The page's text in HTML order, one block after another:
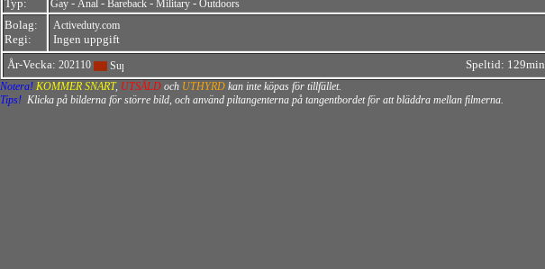
Typ:
Gay - Anal - Bareback - Military - Outdoors
Bolag:
Regi:
Activeduty.com
Ingen uppgift
År-Vecka: 202110 Speltid: 129min
Notera! KOMMER SNART, UTSÅLD och UTHYRD kan inte köpas för tillfället.
Tips! Klicka på bilderna för större bild, och använd piltangenterna på tangentbordet för att bläddra mellan filmerna.